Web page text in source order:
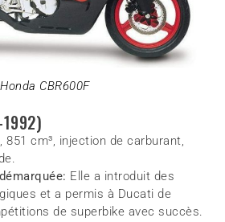
Honda CBR600F
851 cm³, injection de carburant,
Elle a introduit des
et a permis à Ducati de
de superbike avec succès.